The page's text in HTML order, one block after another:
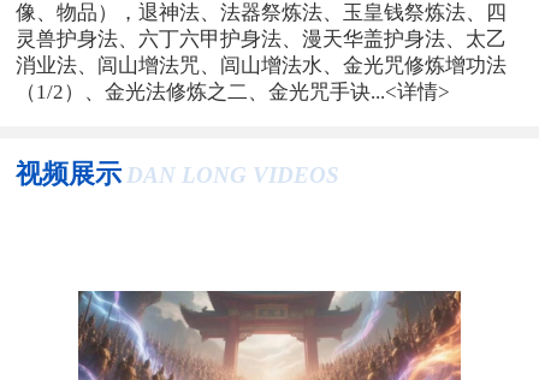
像、物品），退神法、法器祭炼法、玉皇钱祭炼法、四
灵兽护身法、六丁六甲护身法、漫天华盖护身法、太乙
消业法、闾山增法咒、闾山增法水、金光咒修炼增功法
（1/2）、金光法修炼之二、金光咒手诀...<详情>
视频展示 DAN LONG VIDEOS